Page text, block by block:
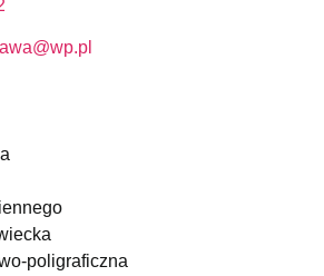
poligraficzna